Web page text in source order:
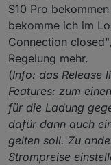
S10 Pro
bekomme ich im
Connection
Regelung mehr.
(Info: das Release
Features: zum
für die Ladung
dafür dann auch
gelten soll. Zu
Strompreise